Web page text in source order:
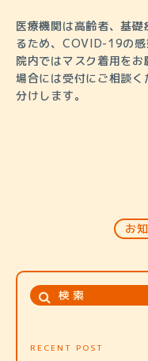
医療機関は高齢者、基
るため、COVID-19の感
院内ではマスク着用を
場合には受付にご相談
分けします。
お
RECENT POST